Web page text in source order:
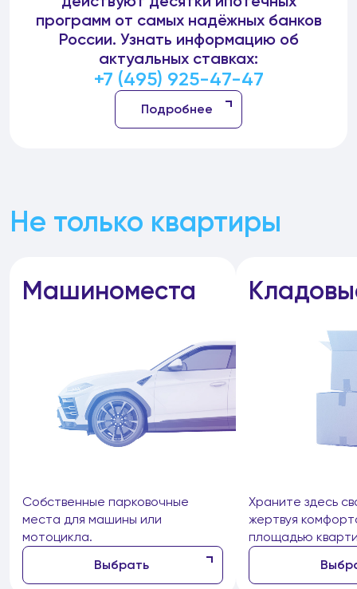
программ от самых надёжных банков
России. Узнать информацию об
актуальных ставках:
+7 (495) 925-47-47
Подробнее
Не только квартиры
Машиноместа
Собственные парковочные
места для машины или
мотоцикла.
Выбрать
Храните здесь
жертвуя
площадью